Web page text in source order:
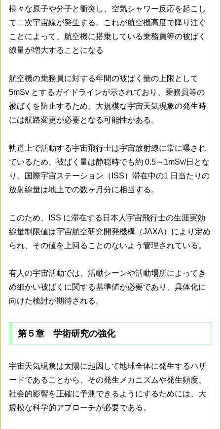
様々な原子や分子と衝突し、空気シャワー反応を起こし
て二次宇宙線が発生する。これが航空機高度で降り注ぐ
ことによって、航空機に搭乗している乗務員等の被ばく
線量が増大することになる
航空機の乗務員に対する年間の被ばく量の上限として
5mSv とするガイドラインが示されており、乗務員等の
被ばくを防止するため、大規模な宇宙天気現象の発生時
には航路変更が必要となる可能性がある。
軌道上で活動する宇宙飛行士は宇宙放射線に常に曝され
ているため、被ばく量は静穏時でも約 0.5～1mSv/日とな
り、国際宇宙ステーション（ISS）滞在中の1 日当たりの
放射線量は地上での数ヶ月分に相当する。
このため、ISS に滞在する日本人宇宙飛行士の生涯実効
線量制限値は宇宙航空研究開発機構（JAXA）により定め
られ、その値を上回ることのないよう管理されている。
有人の宇宙活動では、活動シーンや活動場所によってき
め細かい被ばくに関する基準値が必要であり、具体化に
向けた検討が期待される。
第５章 学術研究の強化
宇宙天気現象は太陽に起因して地球全体に発生するハザ
ードであることから、その発生メカニズムや発生頻度、
社会的影響を正確に予測できるようにするためには、大
規模な科学的アプローチが必要である。